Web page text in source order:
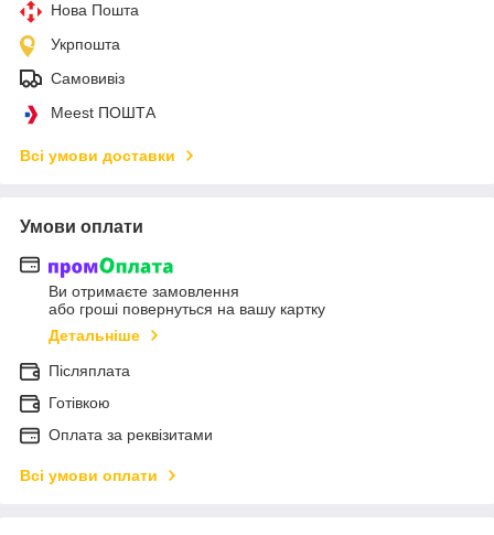
Нова Пошта
Укрпошта
Самовивіз
Meest ПОШТА
Всі умови доставки
Умови оплати
Ви отримаєте замовлення
або гроші повернуться на вашу картку
Детальніше
Післяплата
Готівкою
Оплата за реквізитами
Всі умови оплати